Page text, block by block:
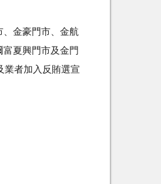
、金豪門市、金航
夏興門市及金門
業者加入反賄選宣